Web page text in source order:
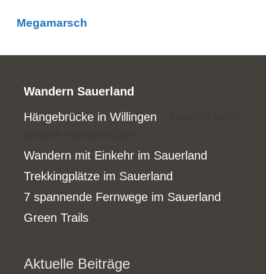
Megamarsch
Wandern Sauerland
Hängebrücke in Willingen
Wandern mit Einkehr im Sauerland
Trekkingplätze im Sauerland
7 spannende Fernwege im Sauerland
Green Trails
Aktuelle Beiträge